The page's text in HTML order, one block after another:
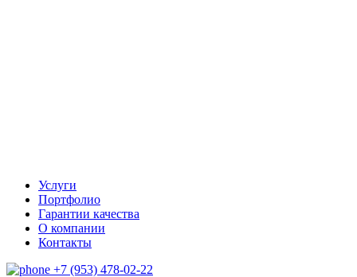
Услуги
Портфолио
Гарантии качества
О компании
Контакты
+7 (953) 478-02-22